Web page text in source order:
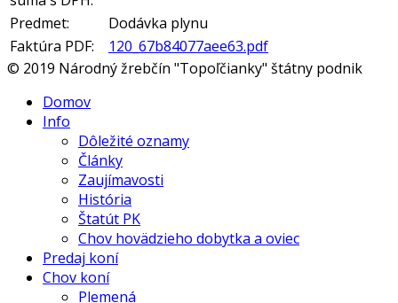
Predmet:
Dodávka plynu
Faktúra PDF:
120_67b84077aee63.pdf
© 2019 Národný žrebčín "Topoľčianky" štátny podnik
Domov
Info
Dôležité oznamy
Články
Zaujímavosti
História
Štatút PK
Chov hovädzieho dobytka a oviec
Predaj koní
Chov koní
Plemená